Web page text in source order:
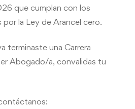
que cumplan con los
la Ley de Arancel cero.
terminaste una Carrera
Abogado/a, convalidas tu